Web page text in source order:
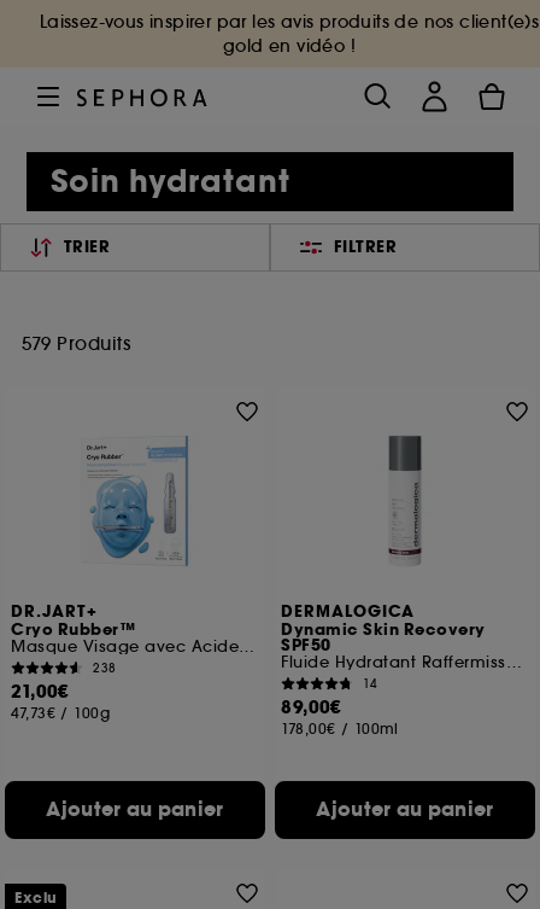
Laissez-vous inspirer par les avis produits de nos client(e)s
gold en vidéo !
Soin hydratant
TRIER FILTRER
579 Produits
DR.JART+
Cryo Rubber™
Masque Visage avec Acide Hyaluronique
238
21,00€
47,73€ / 100g
Ajouter au panier
DERMALOGICA
Dynamic Skin Recovery
SPF50
Fluide Hydratant Raffermissant SPF50
14
89,00€
178,00€ / 100ml
Ajouter au panier
Exclu